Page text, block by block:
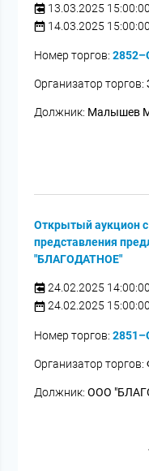
13.03.2025 15:00:00
14.03.2025 15:00:00
Номер торгов:
Организатор торгов:
Должник: Малышев
Открытый аукцион
представления
"БЛАГОДАТНОЕ"
24.02.2025 14:00:00
24.02.2025 15:00:00
Номер торгов:
Организатор торгов:
Должник:ООО